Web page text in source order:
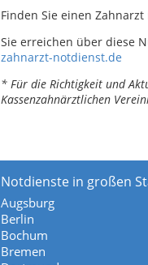
Finden Sie einen
Sie erreichen über diese
zahnarzt-notdienst.de
* Für die Richtigkeit und
Kassenzahnärztlichen
Notdienste in großen
Augsburg
Berlin
Bochum
Bremen